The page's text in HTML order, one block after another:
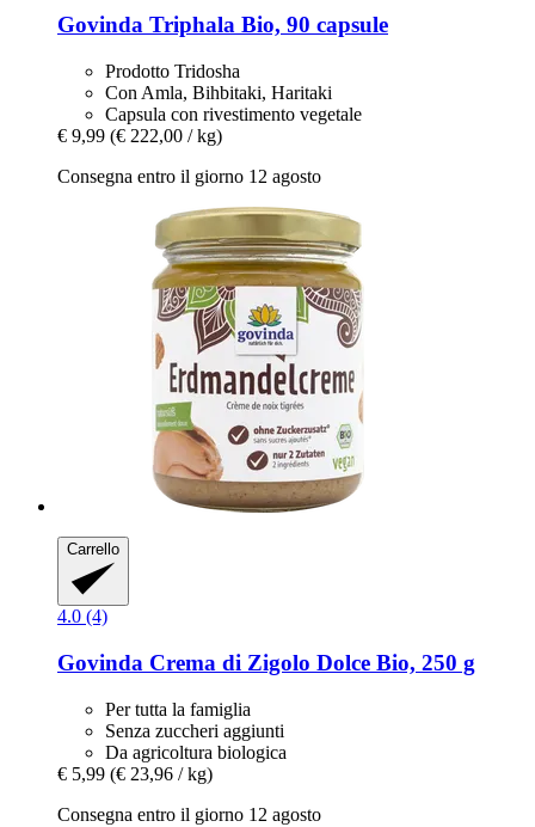
Govinda Triphala Bio, 90 capsule
Prodotto Tridosha
Con Amla, Bihbitaki, Haritaki
Capsula con rivestimento vegetale
€ 9,99 (€ 222,00 / kg)
Consegna entro il giorno 12 agosto
Carrello
4.0 (4)
Govinda Crema di Zigolo Dolce Bio, 250 g
Per tutta la famiglia
Senza zuccheri aggiunti
Da agricoltura biologica
€ 5,99 (€ 23,96 / kg)
Consegna entro il giorno 12 agosto